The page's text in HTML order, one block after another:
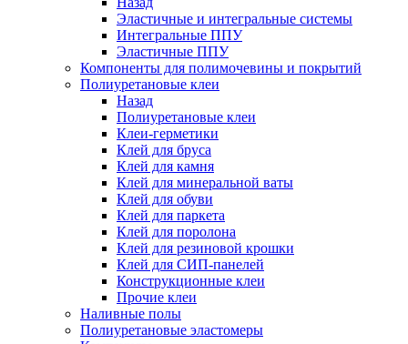
Эластичные и интегральные системы
Интегральные ППУ
Эластичные ППУ
Компоненты для полимочевины и покрытий
Полиуретановые клеи
Назад
Полиуретановые клеи
Клеи-герметики
Клей для бруса
Клей для камня
Клей для минеральной ваты
Клей для обуви
Клей для паркета
Клей для поролона
Клей для резиновой крошки
Клей для СИП-панелей
Конструкционные клеи
Прочие клеи
Наливные полы
Полиуретановые эластомеры